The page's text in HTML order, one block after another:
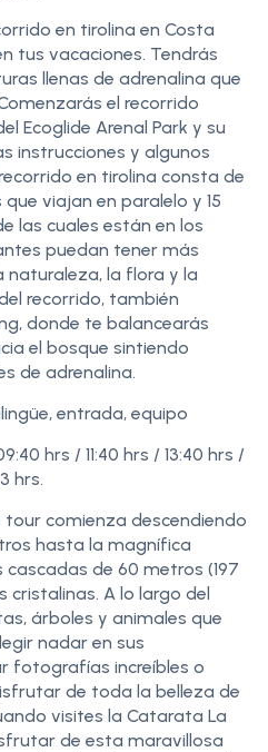
en tirolina en Costa
tus vacaciones. Tendrás
llenas de adrenalina que
el recorrido
Ecoglide Arenal Park y su
instrucciones y algunos
en tirolina consta de
viajan en paralelo y 15
las cuales están en los
puedan tener más
naturaleza, la flora y la
recorrido, también
donde te balancearás
el bosque sintiendo
de adrenalina.
entrada, equipo
hrs / 11:40 hrs / 13:40 hrs /
hrs.
tour comienza descendiendo
hasta la magnífica
de 60 metros (197
cristalinas. A lo largo del
árboles y animales que
nadar en sus
fotografías increíbles o
de toda la belleza de
visites la Catarata La
de esta maravillosa